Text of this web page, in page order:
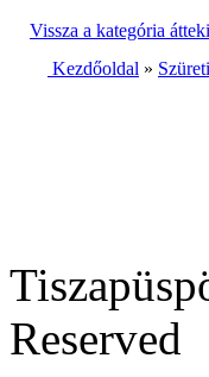
Vissza a kategória
Kezdőoldal »
Reserved